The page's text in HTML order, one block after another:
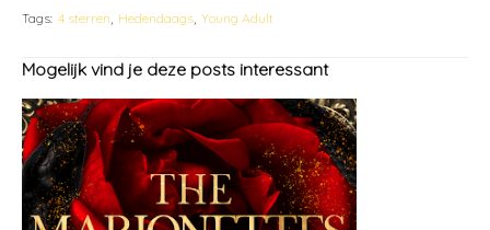
Tags: 4 sterren Hedendaags Young Adult
Mogelijk vind je deze posts interessant